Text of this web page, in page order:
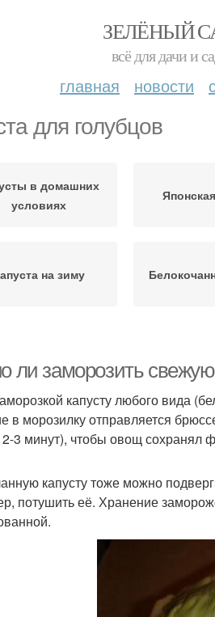
ЗЕЛЁНЫЙ
всё для дачи и
главная новости
для голубцов
в домашних
условиях
на зиму
перед
заморозкой
Цветная
ли заморозить свежую
капусту любого вида
в морозилку отправляется
2-3 минут), чтобы овощ сохранял
капусту тоже можно
потушить её. Хранение